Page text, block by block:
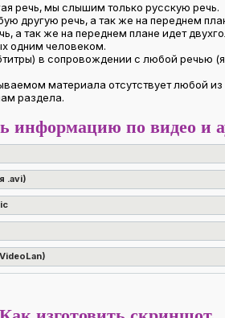
речь, мы слышим только русскую речь.
другую речь, а так же на переднем
так же на переднем плане идет
одним человеком.
в сопровождении с любой речью
материала отсутствует любой
раздела.
информацию по видео и
.avi)